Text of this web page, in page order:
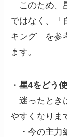
このため、
ではなく、「
キング」を参
ます。
・星4をどう
迷ったとき
やすくなりま
・今の主力